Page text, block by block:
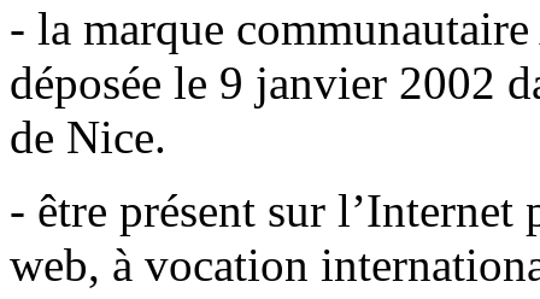
- la marque
déposée le 9 janvier 2002
de Nice.
- être présent sur l’Internet
web, à vocation